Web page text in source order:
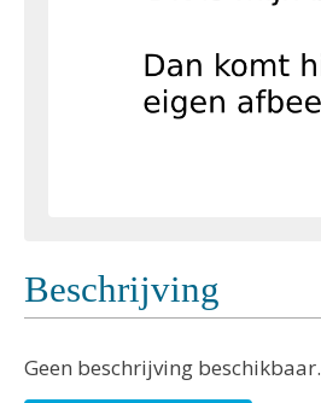
Beschrijving
Geen beschrijving beschikbaar.